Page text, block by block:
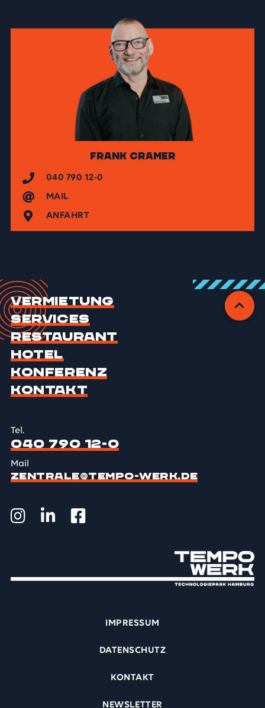
Frank Cramer
040 790 12-0
MAIL
ANFAHRT
Vermietung
Services
Restaurant
Hotel
Konferenz
Kontakt
Tel.
040 790 12-0
Mail
ZENTRALE@TEMPO-WERK.DE
IMPRESSUM
DATENSCHUTZ
KONTAKT
NEWSLETTER